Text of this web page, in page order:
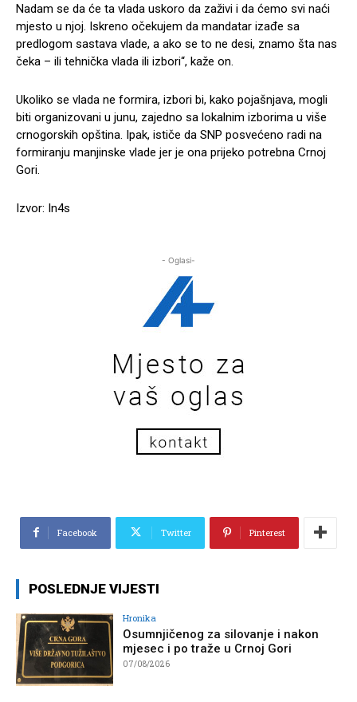
Nadam se da će ta vlada uskoro da zaživi i da ćemo svi naći
mjesto u njoj. Iskreno očekujem da mandatar izađe sa
predlogom sastava vlade, a ako se to ne desi, znamo šta nas
čeka – ili tehnička vlada ili izbori“, kaže on.
Ukoliko se vlada ne formira, izbori bi, kako pojašnjava, mogli
biti organizovani u junu, zajedno sa lokalnim izborima u više
crnogorskih opština. Ipak, ističe da SNP posvećeno radi na
formiranju manjinske vlade jer je ona prijeko potrebna Crnoj
Gori.
Izvor: In4s
- Oglasi-
Facebook Twitter Pinterest
POSLEDNJE VIJESTI
Hronika
Osumnjičenog za silovanje i nakon
mjesec i po traže u Crnoj Gori
07/08/2026